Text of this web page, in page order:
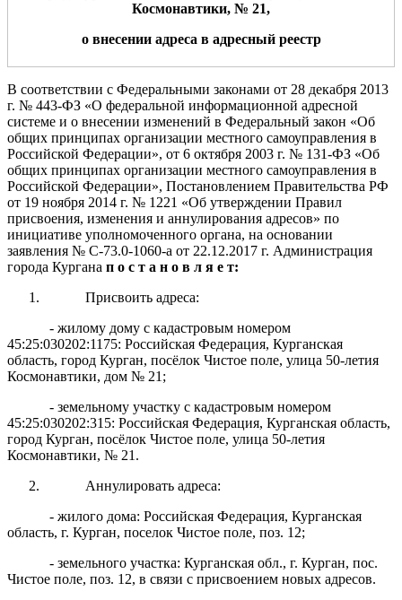
Космонавтики, № 21,
о внесении адреса в адресный реестр
В соответствии с Федеральными законами от 28 декабря 2013
г. № 443-ФЗ «О федеральной информационной адресной
системе и о внесении изменений в Федеральный закон «Об
общих принципах организации местного самоуправления в
Российской Федерации», от 6 октября 2003 г. № 131-ФЗ «Об
общих принципах организации местного самоуправления в
Российской Федерации», Постановлением Правительства РФ
от 19 ноября 2014 г. № 1221 «Об утверждении Правил
присвоения, изменения и аннулирования адресов» по
инициативе уполномоченного органа, на основании
заявления № С-73.0-1060-а от 22.12.2017 г. Администрация
города Кургана п о с т а н о в л я е т:
Присвоить адреса:
- жилому дому с кадастровым номером
45:25:030202:1175: Российская Федерация, Курганская
область, город Курган, посёлок Чистое поле, улица 50-летия
Космонавтики, дом № 21;
- земельному участку с кадастровым номером
45:25:030202:315: Российская Федерация, Курганская область,
город Курган, посёлок Чистое поле, улица 50-летия
Космонавтики, № 21.
Аннулировать адреса:
- жилого дома: Российская Федерация, Курганская
область, г. Курган, поселок Чистое поле, поз. 12;
- земельного участка: Курганская обл., г. Курган, пос.
Чистое поле, поз. 12, в связи с присвоением новых адресов.